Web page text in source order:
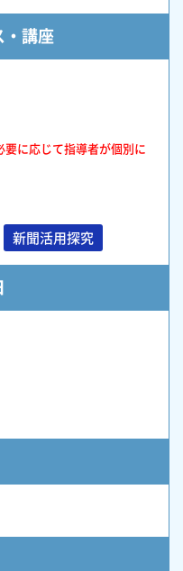
・講座
に応じて指導者が個別に
新聞活用探究